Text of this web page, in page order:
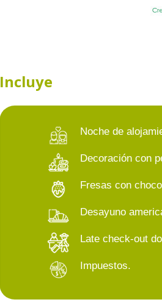
Incluye
Noche de
Decoración con
Fresas con
Desayuno
Late check-out
Impuestos.